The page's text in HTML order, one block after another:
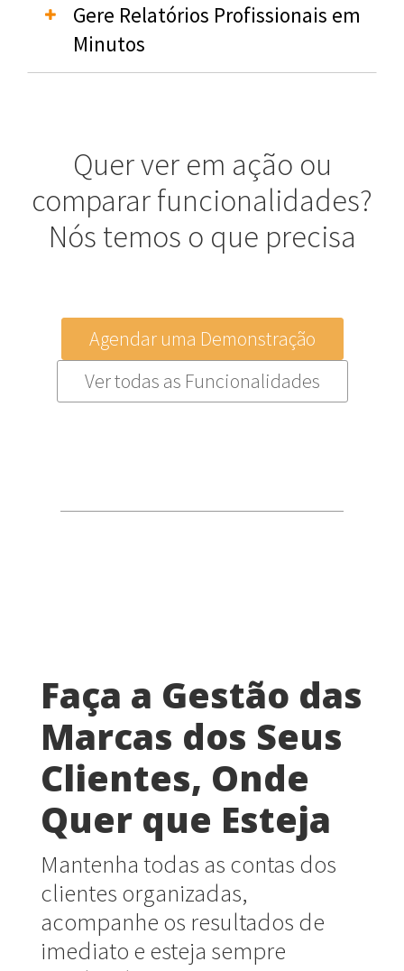
Gere Relatórios Profissionais em
Minutos
Quer ver em ação ou
comparar funcionalidades?
Nós temos o que precisa
Agendar uma Demonstração
Ver todas as Funcionalidades
Faça a Gestão das
Marcas dos Seus
Clientes, Onde
Quer que Esteja
Mantenha todas as contas dos
clientes organizadas,
acompanhe os resultados de
imediato e esteja sempre